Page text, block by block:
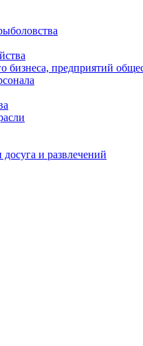
бизнеса, предприятий
и развлечений